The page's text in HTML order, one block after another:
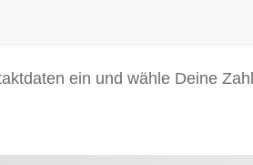
ein und wähle Deine